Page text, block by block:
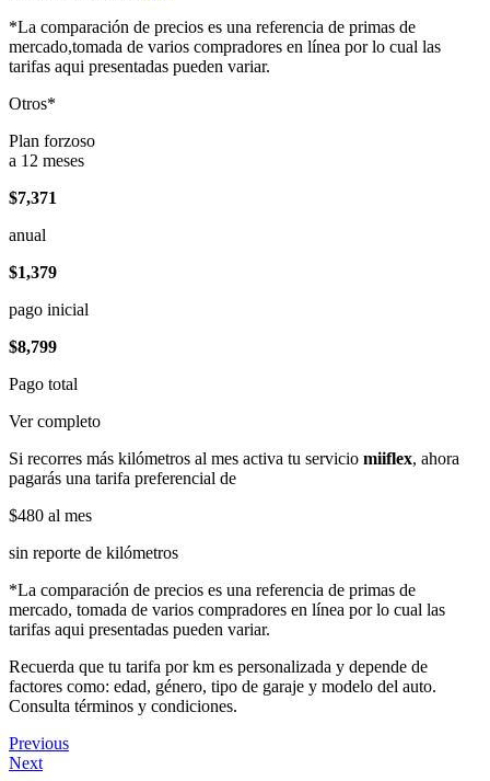
*La comparación de precios es una referencia de primas de
mercado,tomada de varios compradores en línea por lo cual las
tarifas aqui presentadas pueden variar.
Otros*
Plan forzoso
a 12 meses
$7,371
anual
$1,379
pago inicial
$8,799
Pago total
Ver completo
Si recorres más kilómetros al mes activa tu servicio miiflex, ahora
pagarás una tarifa preferencial de
$480 al mes
sin reporte de kilómetros
*La comparación de precios es una referencia de primas de
mercado, tomada de varios compradores en línea por lo cual las
tarifas aqui presentadas pueden variar.
Recuerda que tu tarifa por km es personalizada y depende de
factores como: edad, género, tipo de garaje y modelo del auto.
Consulta términos y condiciones.
Previous
Next